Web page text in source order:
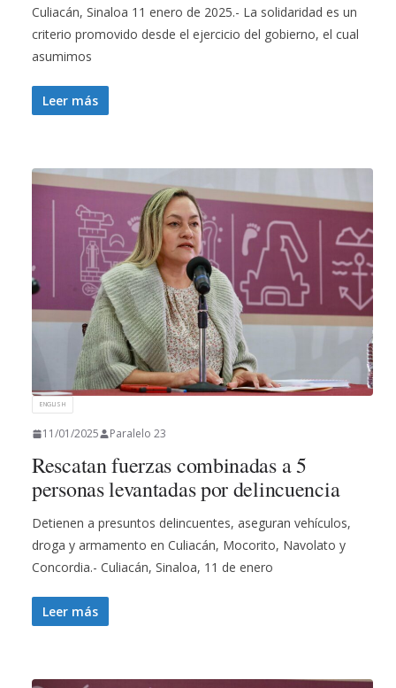
Culiacán, Sinaloa 11 enero de 2025.- La solidaridad es un
criterio promovido desde el ejercicio del gobierno, el cual
asumimos
Leer más
ENGLISH
11/01/2025 Paralelo 23
Rescatan fuerzas combinadas a 5
personas levantadas por delincuencia
Detienen a presuntos delincuentes, aseguran vehículos,
droga y armamento en Culiacán, Mocorito, Navolato y
Concordia.- Culiacán, Sinaloa, 11 de enero
Leer más